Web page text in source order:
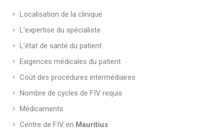
Localisation de la clinique
L’expertise du spécialiste
L’état de santé du patient
Exigences médicales du patient
Coût des procédures intermédiaires
Nombre de cycles de FIV requis
Médicaments
Centre de FIV en Mauritius